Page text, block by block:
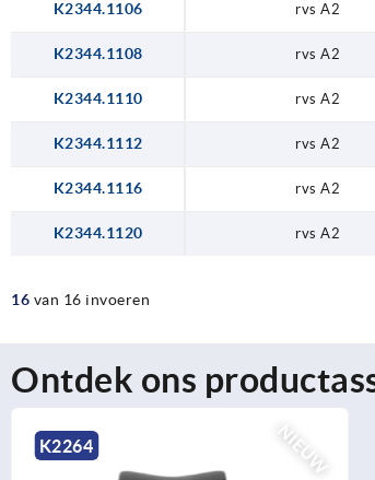
K2344.1106 rvs A2
K2344.1108 rvs A2
K2344.1110 rvs A2
K2344.1112 rvs A2
K2344.1116 rvs A2
K2344.1120 rvs A2
16 van 16 invoeren
Ontdek ons
NIEUW
K2266